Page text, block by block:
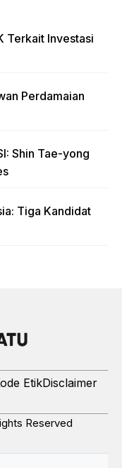
Terkait Investasi
Perdamaian
Shin Tae-yong
Tiga Kandidat
EtikDisclaimer
Reserved